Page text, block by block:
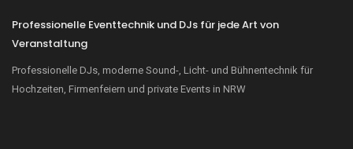
Professionelle Eventtechnik und DJs für jede Art von
Veranstaltung
Professionelle DJs, moderne Sound-, Licht- und Bühnentechnik für
Hochzeiten, Firmenfeiern und private Events in NRW